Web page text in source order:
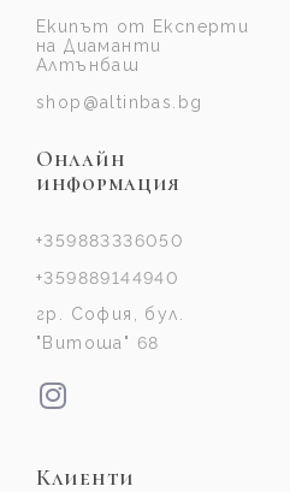
Екипът от Експерти
на Диаманти
Алтънбаш
shop@altinbas.bg
Онлайн
информация
+359883336050
+359889144940
гр. София, бул.
"Витоша" 68
Клиенти